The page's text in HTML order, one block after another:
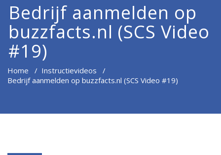
Bedrijf aanmelden op
buzzfacts.nl (SCS Video
#19)
Home / Instructievideos /
Bedrijf aanmelden op buzzfacts.nl (SCS Video #19)